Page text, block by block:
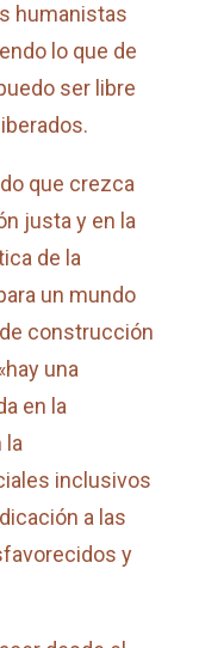
humanistas
lo que de
ser libre
que crezca
justa y en la
de la
un mundo
construcción
una
en la
la
inclusivos
a las
y